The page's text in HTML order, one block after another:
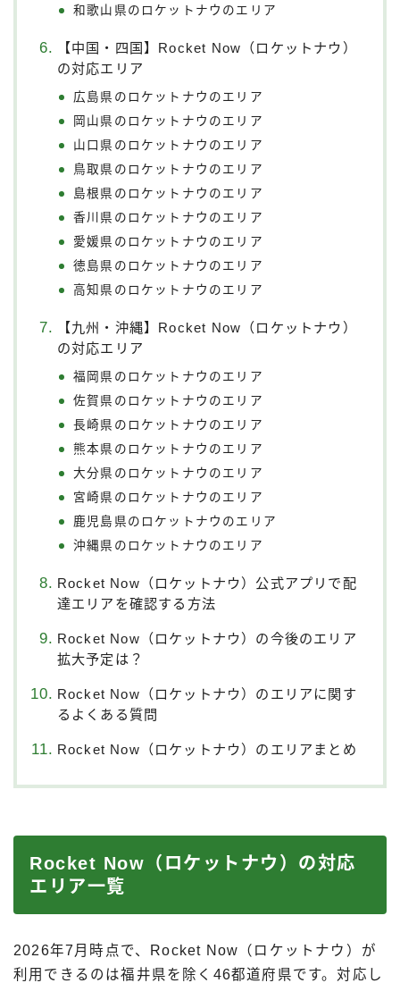
和歌山県のロケットナウのエリア
【中国・四国】Rocket Now（ロケットナウ）
の対応エリア
広島県のロケットナウのエリア
岡山県のロケットナウのエリア
山口県のロケットナウのエリア
鳥取県のロケットナウのエリア
島根県のロケットナウのエリア
香川県のロケットナウのエリア
愛媛県のロケットナウのエリア
徳島県のロケットナウのエリア
高知県のロケットナウのエリア
【九州・沖縄】Rocket Now（ロケットナウ）
の対応エリア
福岡県のロケットナウのエリア
佐賀県のロケットナウのエリア
長崎県のロケットナウのエリア
熊本県のロケットナウのエリア
大分県のロケットナウのエリア
宮崎県のロケットナウのエリア
鹿児島県のロケットナウのエリア
沖縄県のロケットナウのエリア
Rocket Now（ロケットナウ）公式アプリで配
達エリアを確認する方法
Rocket Now（ロケットナウ）の今後のエリア
拡大予定は？
Rocket Now（ロケットナウ）のエリアに関す
るよくある質問
Rocket Now（ロケットナウ）のエリアまとめ
Rocket Now（ロケットナウ）の対応
エリア一覧
2026年7月時点で、Rocket Now（ロケットナウ）が
利用できるのは福井県を除く46都道府県です。対応し